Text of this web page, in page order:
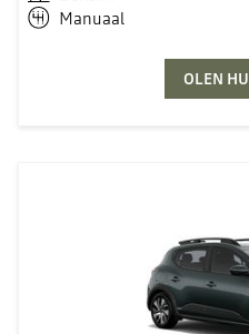
Manuaal
OLEN